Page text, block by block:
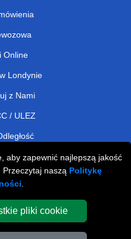
aby zapewnić najlepszą jakość
naszą Politykę
pliki cookie
Online
Londynie
z Nami
/ ULEZ
Removals